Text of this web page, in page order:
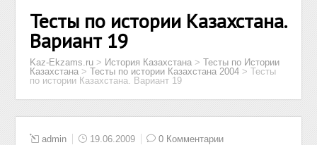
Тесты по истории Казахстана.
Вариант 19
Kaz-Ekzams.ru > История Казахстана >Тесты по Истории
Казахстана >Тесты по истории Казахстана 2004 >Тесты
по истории Казахстана. Вариант 19
admin 19.06.2009 0 Комментарии